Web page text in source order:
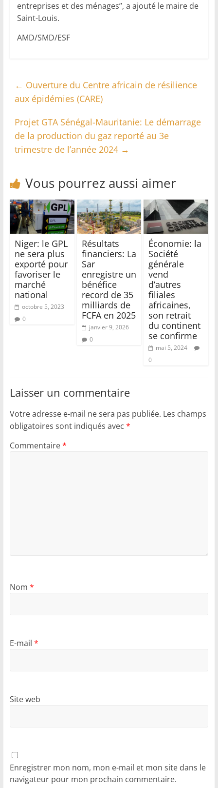
entreprises et des ménages’’, a ajouté le maire de
Saint-Louis.
AMD/SMD/ESF
← Ouverture du Centre africain de résilience
aux épidémies (CARE)
Projet GTA Sénégal-Mauritanie: Le démarrage
de la production du gaz reporté au 3e
trimestre de l’année 2024 →
Vous pourrez aussi aimer
Niger: le GPL
ne sera plus
exporté pour
favoriser le
marché
national
octobre 5, 2023
0
Résultats
financiers: La
Sar
enregistre un
bénéfice
record de 35
milliards de
FCFA en 2025
janvier 9, 2026
0
Économie: la
Société
générale
vend
d’autres
filiales
africaines,
son retrait
du continent
se confirme
mai 5, 2024
0
Laisser un commentaire
Votre adresse e-mail ne sera pas publiée. Les champs
obligatoires sont indiqués avec *
Commentaire*
Nom *
E-mail *
Site web
Enregistrer mon nom, mon e-mail et mon site dans le
navigateur pour mon prochain commentaire.